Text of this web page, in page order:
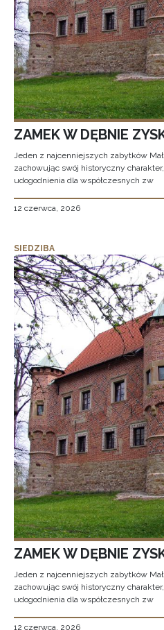
ZAMEK W DĘBNIE
Jeden z najcenniejszych zabytków
zachowując swój historyczny
udogodnienia dla współczesnych zw
12 czerwca, 2026
SIEDZIBA
ZAMEK W DĘBNIE
Jeden z najcenniejszych zabytków
zachowując swój historyczny
udogodnienia dla współczesnych zw
12 czerwca, 2026